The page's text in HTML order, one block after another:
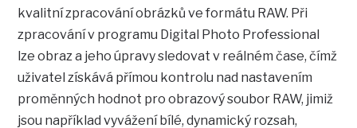
kvalitní zpracování obrázků ve formátu RAW. Při
zpracování v programu Digital Photo Professional
lze obraz a jeho úpravy sledovat v reálném čase, čímž
uživatel získává přímou kontrolu nad nastavením
proměnných hodnot pro obrazový soubor RAW, jimiž
jsou například vyvážení bílé, dynamický rozsah,